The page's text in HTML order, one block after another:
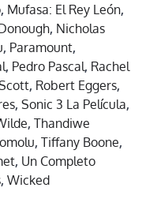
, Mufasa: El Rey León,
, Nicholas
, Paramount,
, Pedro Pascal, Rachel
, Robert Eggers,
, Sonic 3 La Película,
, Thandiwe
, Tiffany Boone,
, Un Completo
, Wicked